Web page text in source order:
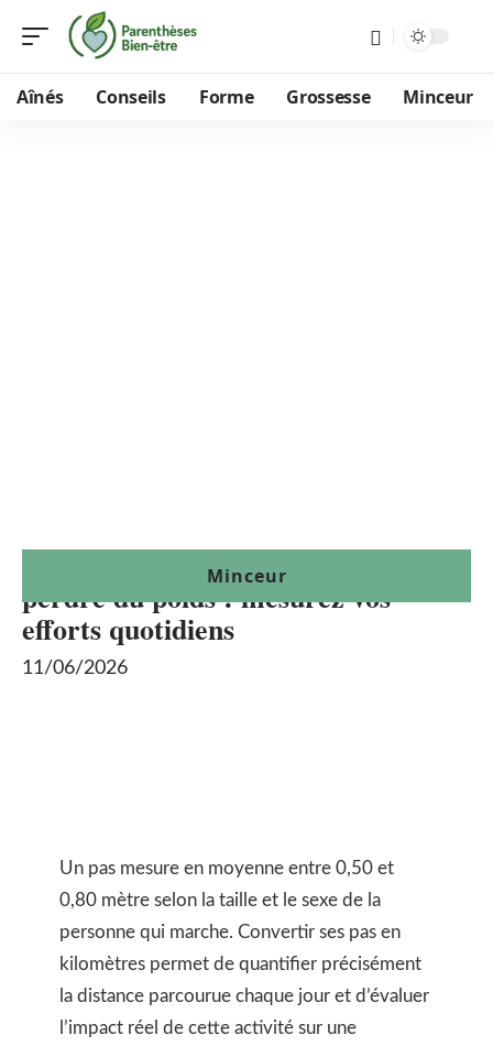
Aînés Conseils Forme Grossesse Minceur
Minceur
Convertisseur pas en km pour
perdre du poids : mesurez vos
efforts quotidiens
11/06/2026
Un pas mesure en moyenne entre 0,50 et
0,80 mètre selon la taille et le sexe de la
personne qui marche. Convertir ses pas en
kilomètres permet de quantifier précisément
la distance parcourue chaque jour et d’évaluer
l’impact réel de cette activité sur une